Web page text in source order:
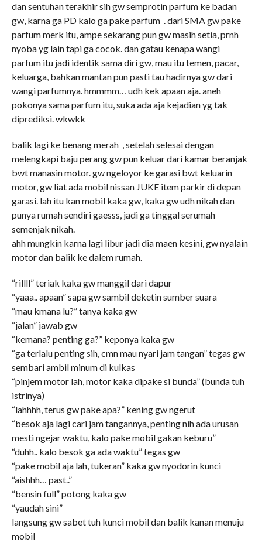
dan sentuhan terakhir sih gw semprotin parfum ke badan
gw, karna ga PD kalo ga pake parfum . dari SMA gw pake
parfum merk itu, ampe sekarang pun gw masih setia, prnh
nyoba yg lain tapi ga cocok. dan gatau kenapa wangi
parfum itu jadi identik sama diri gw, mau itu temen, pacar,
keluarga, bahkan mantan pun pasti tau hadirnya gw dari
wangi parfumnya. hmmmm… udh kek apaan aja. aneh
pokonya sama parfum itu, suka ada aja kejadian yg tak
diprediksi. wkwkk
balik lagi ke benang merah , setelah selesai dengan
melengkapi baju perang gw pun keluar dari kamar beranjak
bwt manasin motor. gw ngeloyor ke garasi bwt keluarin
motor, gw liat ada mobil nissan JUKE item parkir di depan
garasi. lah itu kan mobil kaka gw, kaka gw udh nikah dan
punya rumah sendiri gaesss, jadi ga tinggal serumah
semenjak nikah.
ahh mungkin karna lagi libur jadi dia maen kesini, gw nyalain
motor dan balik ke dalem rumah.
“rillll” teriak kaka gw manggil dari dapur
“yaaa.. apaan” sapa gw sambil deketin sumber suara
“mau kmana lu?” tanya kaka gw
“jalan” jawab gw
“kemana? penting ga?” keponya kaka gw
“ga terlalu penting sih, cmn mau nyari jam tangan” tegas gw
sembari ambil minum di kulkas
“pinjem motor lah, motor kaka dipake si bunda” (bunda tuh
istrinya)
“lahhhh, terus gw pake apa?” kening gw ngerut
“besok aja lagi cari jam tangannya, penting nih ada urusan
mesti ngejar waktu, kalo pake mobil gakan keburu”
“duhh.. kalo besok ga ada waktu” tegas gw
“pake mobil aja lah, tukeran” kaka gw nyodorin kunci
“aishhh… past..”
“bensin full” potong kaka gw
“yaudah sini”
langsung gw sabet tuh kunci mobil dan balik kanan menuju
mobil